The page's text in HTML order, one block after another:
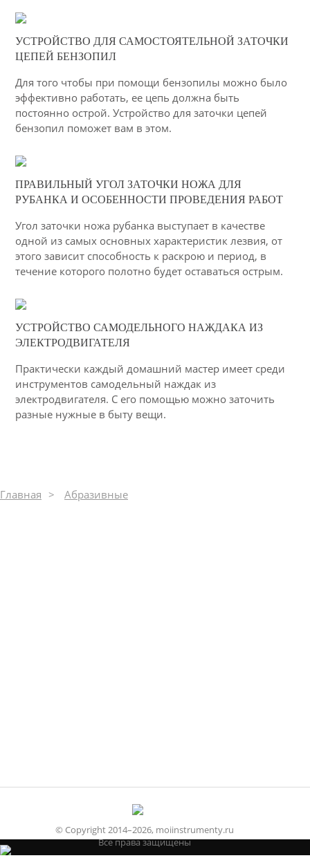
21
УСТРОЙСТВО ДЛЯ САМОСТОЯТЕЛЬНОЙ ЗАТОЧКИ
ЦЕПЕЙ БЕНЗОПИЛ
Для того чтобы при помощи бензопилы можно было
эффективно работать, ее цепь должна быть
постоянно острой. Устройство для заточки цепей
бензопил поможет вам в этом.
32
ПРАВИЛЬНЫЙ УГОЛ ЗАТОЧКИ НОЖА ДЛЯ
РУБАНКА И ОСОБЕННОСТИ ПРОВЕДЕНИЯ РАБОТ
Угол заточки ножа рубанка выступает в качестве
одной из самых основных характеристик лезвия, от
этого зависит способность к раскрою и период, в
течение которого полотно будет оставаться острым.
26
УСТРОЙСТВО САМОДЕЛЬНОГО НАЖДАКА ИЗ
ЭЛЕКТРОДВИГАТЕЛЯ
Практически каждый домашний мастер имеет среди
инструментов самодельный наждак из
электродвигателя. С его помощью можно заточить
разные нужные в быту вещи.
Главная Абразивные
© Copyright 2014–2026, moiinstrumenty.ru
Все права защищены